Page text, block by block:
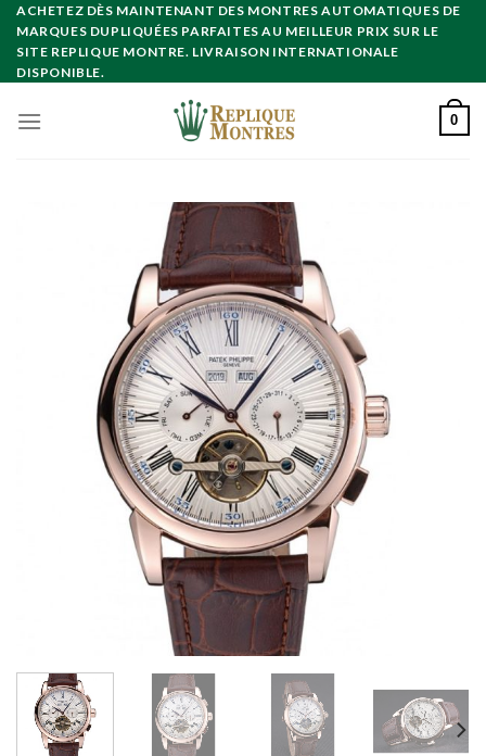
Skip
content
ACHETEZ DÈS MAINTENANT DES MONTRES AUTOMATIQUES DE
MARQUES DUPLIQUÉES PARFAITES AU MEILLEUR PRIX SUR LE
SITE REPLIQUE MONTRE. LIVRAISON INTERNATIONALE
DISPONIBLE.
0